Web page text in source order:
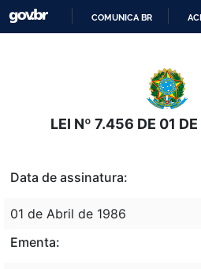
O
COMUNICA BR
LEI Nº 7.456 DE 01
Data de assinatura:
01 de Abril de 1986
Ementa: